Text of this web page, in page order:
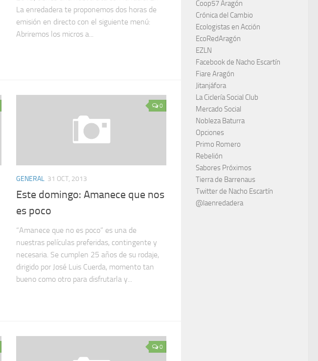
La enredadera te proponemos dos horas de
emisión en directo con el siguiente menú:
Abriremos los micros a...
0
GENERAL 31 OCT, 2013
Este domingo: Amanece que nos
es poco
“Amanece que no es poco” es una de
nuestras películas preferidas, contingente y
necesaria. Se cumplen 25 años de su rodaje,
dirigido por José Luis Cuerda, momento tan
bueno como otro para disfrutarla y...
0
Coop57 Aragón
Crónica del Cambio
Ecologistas en Acción
EcoRedAragón
EZLN
Facebook de Nacho Escartín
Fiare Aragón
Jitanjáfora
La Ciclería Social Club
Mercado Social
Nobleza Baturra
Opciones
Primo Romero
Rebelión
Sabores Próximos
Tierra de Barrenaus
Twitter de Nacho Escartín
@laenredadera